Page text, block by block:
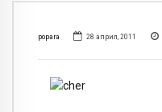
popara 28 април, 2011